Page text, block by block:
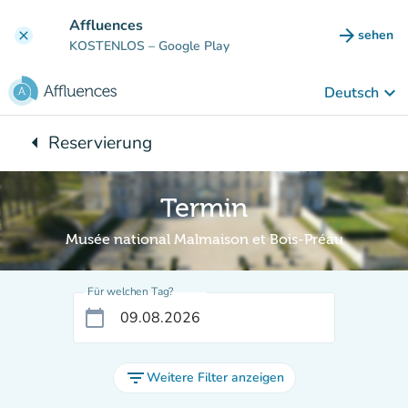
clear Affluences
KOSTENLOS – Google Play arrow_forward sehen
(new
Deutsch keyboard_arrow_down
arrow_leftZurück zu:
Reservierung
Termin
Musée national Malmaison et Bois-Préau
Für welchen Tag?
calendar_today
filter_listWeitere Filter anzeigen